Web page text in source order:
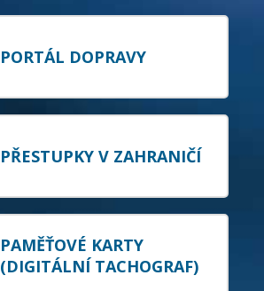
PORTÁL DOPRAVY
PŘESTUPKY V ZAHRANIČÍ
PAMĚŤOVÉ KARTY
(DIGITÁLNÍ TACHOGRAF)